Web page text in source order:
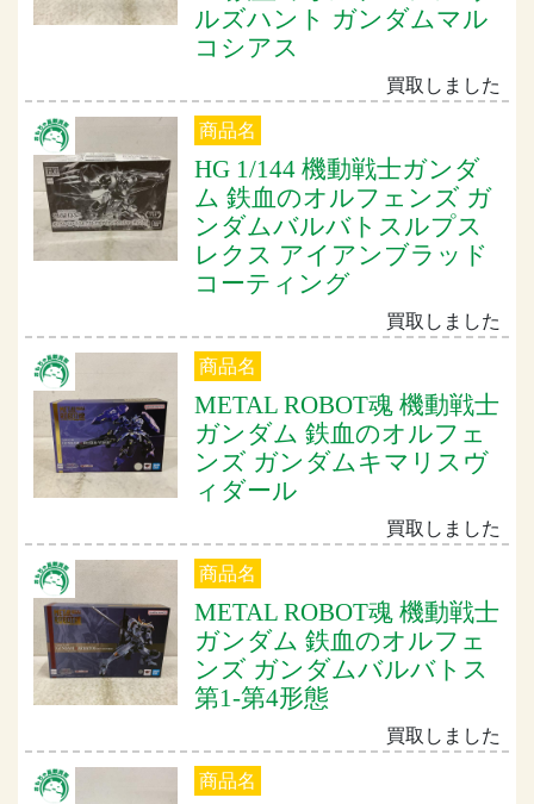
ルズハント ガンダムマル
コシアス
買取しました
商品名
HG 1/144 機動戦士ガンダ
ム 鉄血のオルフェンズ ガ
ンダムバルバトスルプス
レクス アイアンブラッド
コーティング
買取しました
商品名
METAL ROBOT魂 機動戦士
ガンダム 鉄血のオルフェ
ンズ ガンダムキマリスヴ
ィダール
買取しました
商品名
METAL ROBOT魂 機動戦士
ガンダム 鉄血のオルフェ
ンズ ガンダムバルバトス
第1-第4形態
買取しました
商品名